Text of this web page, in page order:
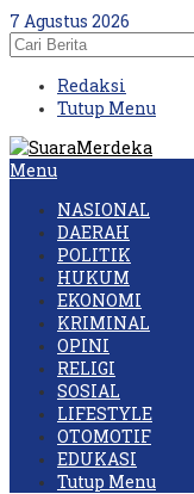
Skip
to
content
7 Agustus 2026
Redaksi
Tutup Menu
Menu
NASIONAL
DAERAH
POLITIK
HUKUM
EKONOMI
KRIMINAL
OPINI
RELIGI
SOSIAL
LIFESTYLE
OTOMOTIF
EDUKASI
Tutup Menu